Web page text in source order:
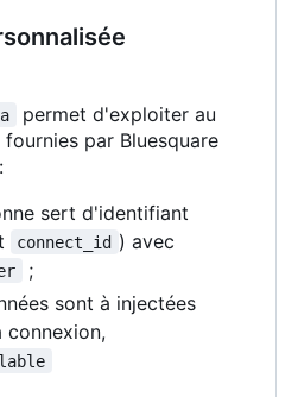
permet d'exploiter au
par Bluesquare
sert d'identifiant
connect_id ) avec
;
sont à injectées
connexion,